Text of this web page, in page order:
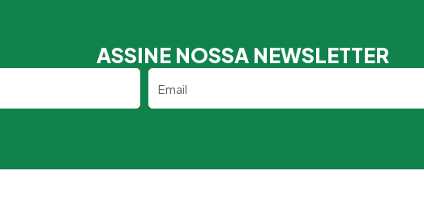
ASSINE NOSSA NEWSLETTER